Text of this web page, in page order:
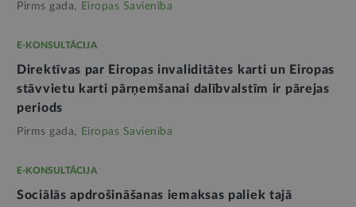
Pirms gada, Eiropas Savienība
E-KONSULTĀCIJA
Direktīvas par Eiropas invaliditātes karti un Eiropas
stāvvietu karti pārņemšanai dalībvalstīm ir pārejas
periods
Pirms gada, Eiropas Savienība
E-KONSULTĀCIJA
Sociālās apdrošināšanas iemaksas paliek tajā